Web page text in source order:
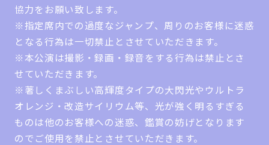
協力をお願い致します。
※指定席内での過度なジャンプ、周りのお客様に迷惑
となる行為は一切禁止とさせていただきます。
※本公演は撮影・録画・録音をする行為は禁止とさ
せていただきます。
※著しくまぶしい高輝度タイプの大閃光やウルトラ
オレンジ・改造サイリウム等、光が強く明るすぎる
ものは他のお客様への迷惑、鑑賞の妨げとなります
のでご使用を禁止とさせていただきます。